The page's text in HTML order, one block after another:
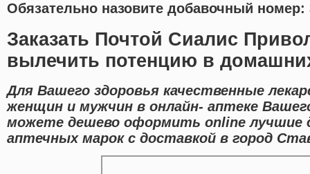
Обязательно назовите добавочный номер:
Заказать Почтой Сиалис
вылечить потенцию в
Для Вашего здоровья качественные
женщин и мужчин в онлайн- аптеке
можете дешево оформить online лучшие
аптечных марок с доставкой в город